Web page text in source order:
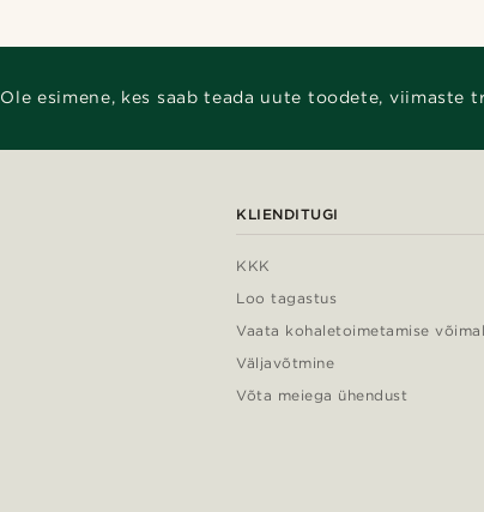
Ole esimene, kes saab teada uute toodete, viimaste
KLIENDITUGI
KKK
Loo tagastus
Vaata kohaletoimetamise
Väljavõtmine
Võta meiega ühendust